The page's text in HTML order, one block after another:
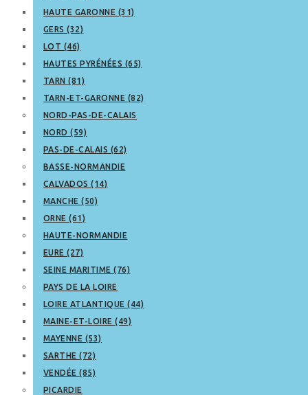
HAUTE GARONNE (31)
GERS (32)
LOT (46)
HAUTES PYRÉNÉES (65)
TARN (81)
TARN-ET-GARONNE (82)
NORD-PAS-DE-CALAIS
NORD (59)
PAS-DE-CALAIS (62)
BASSE-NORMANDIE
CALVADOS (14)
MANCHE (50)
ORNE (61)
HAUTE-NORMANDIE
EURE (27)
SEINE MARITIME (76)
PAYS DE LA LOIRE
LOIRE ATLANTIQUE (44)
MAINE-ET-LOIRE (49)
MAYENNE (53)
SARTHE (72)
VENDÉE (85)
PICARDIE